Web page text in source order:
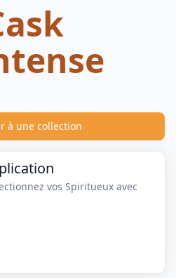
à une collection
vos Spiritueux avec